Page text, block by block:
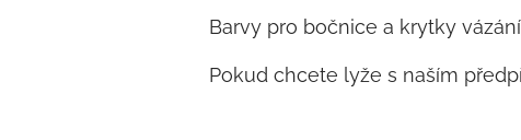
Barvy pro bočnice a krytky
Pokud chcete lyže s naším